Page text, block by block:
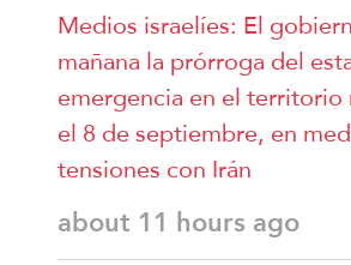
Medios israelíes: El
mañana la prórroga del
emergencia en el territorio
el 8 de septiembre, en
tensiones con Irán
about 11 hours ago